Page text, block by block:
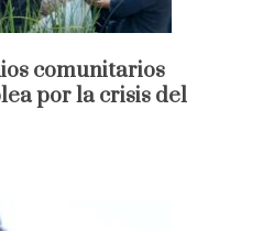
comunitarios
por la crisis del